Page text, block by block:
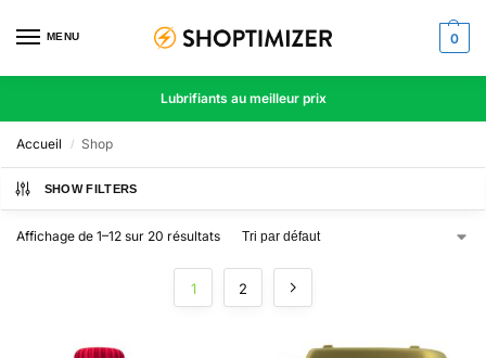
MENU 0
Lubrifiants au meilleur prix
Accueil / Shop
SHOW FILTERS
Affichage de 1–12 sur 20 résultats
1 2